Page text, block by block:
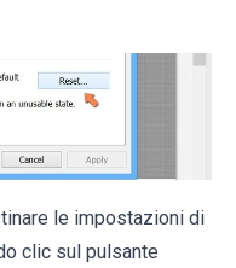
le impostazioni di
clic sul pulsante